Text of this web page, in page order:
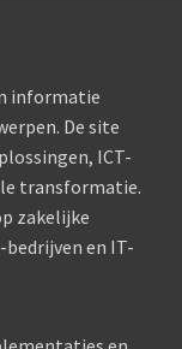
informatie
De site
ICT-
transformatie.
zakelijke
en IT-